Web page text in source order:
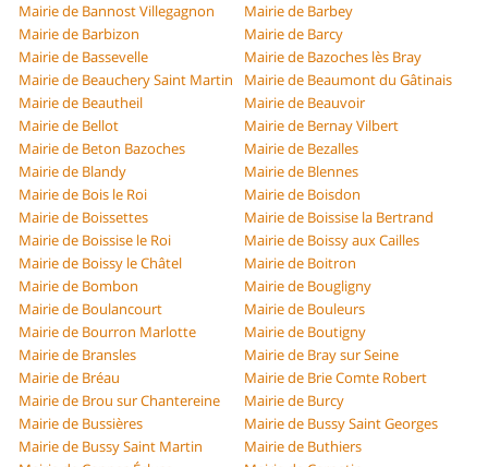
Mairie de Bannost Villegagnon
Mairie de Barbey
Mairie de Barbizon
Mairie de Barcy
Mairie de Bassevelle
Mairie de Bazoches lès Bray
Mairie de Beauchery Saint Martin
Mairie de Beaumont du Gâtinais
Mairie de Beautheil
Mairie de Beauvoir
Mairie de Bellot
Mairie de Bernay Vilbert
Mairie de Beton Bazoches
Mairie de Bezalles
Mairie de Blandy
Mairie de Blennes
Mairie de Bois le Roi
Mairie de Boisdon
Mairie de Boissettes
Mairie de Boissise la Bertrand
Mairie de Boissise le Roi
Mairie de Boissy aux Cailles
Mairie de Boissy le Châtel
Mairie de Boitron
Mairie de Bombon
Mairie de Bougligny
Mairie de Boulancourt
Mairie de Bouleurs
Mairie de Bourron Marlotte
Mairie de Boutigny
Mairie de Bransles
Mairie de Bray sur Seine
Mairie de Bréau
Mairie de Brie Comte Robert
Mairie de Brou sur Chantereine
Mairie de Burcy
Mairie de Bussières
Mairie de Bussy Saint Georges
Mairie de Bussy Saint Martin
Mairie de Buthiers